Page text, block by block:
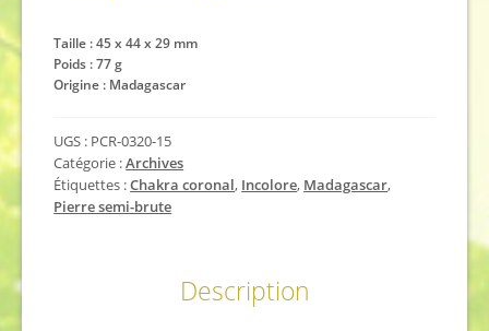
Taille : 45 x 44 x 29 mm
Poids : 77 g
Origine : Madagascar
UGS : PCR-0320-15
Catégorie :Archives
Étiquettes :Chakra coronal, Incolore, Madagascar,
Pierre semi-brute
Description